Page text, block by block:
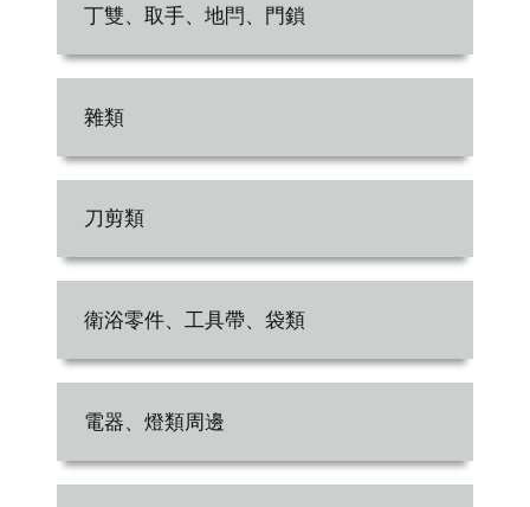
丁雙、取手、地閂、門鎖
雜類
刀剪類
衛浴零件、工具帶、袋類
電器、燈類周邊